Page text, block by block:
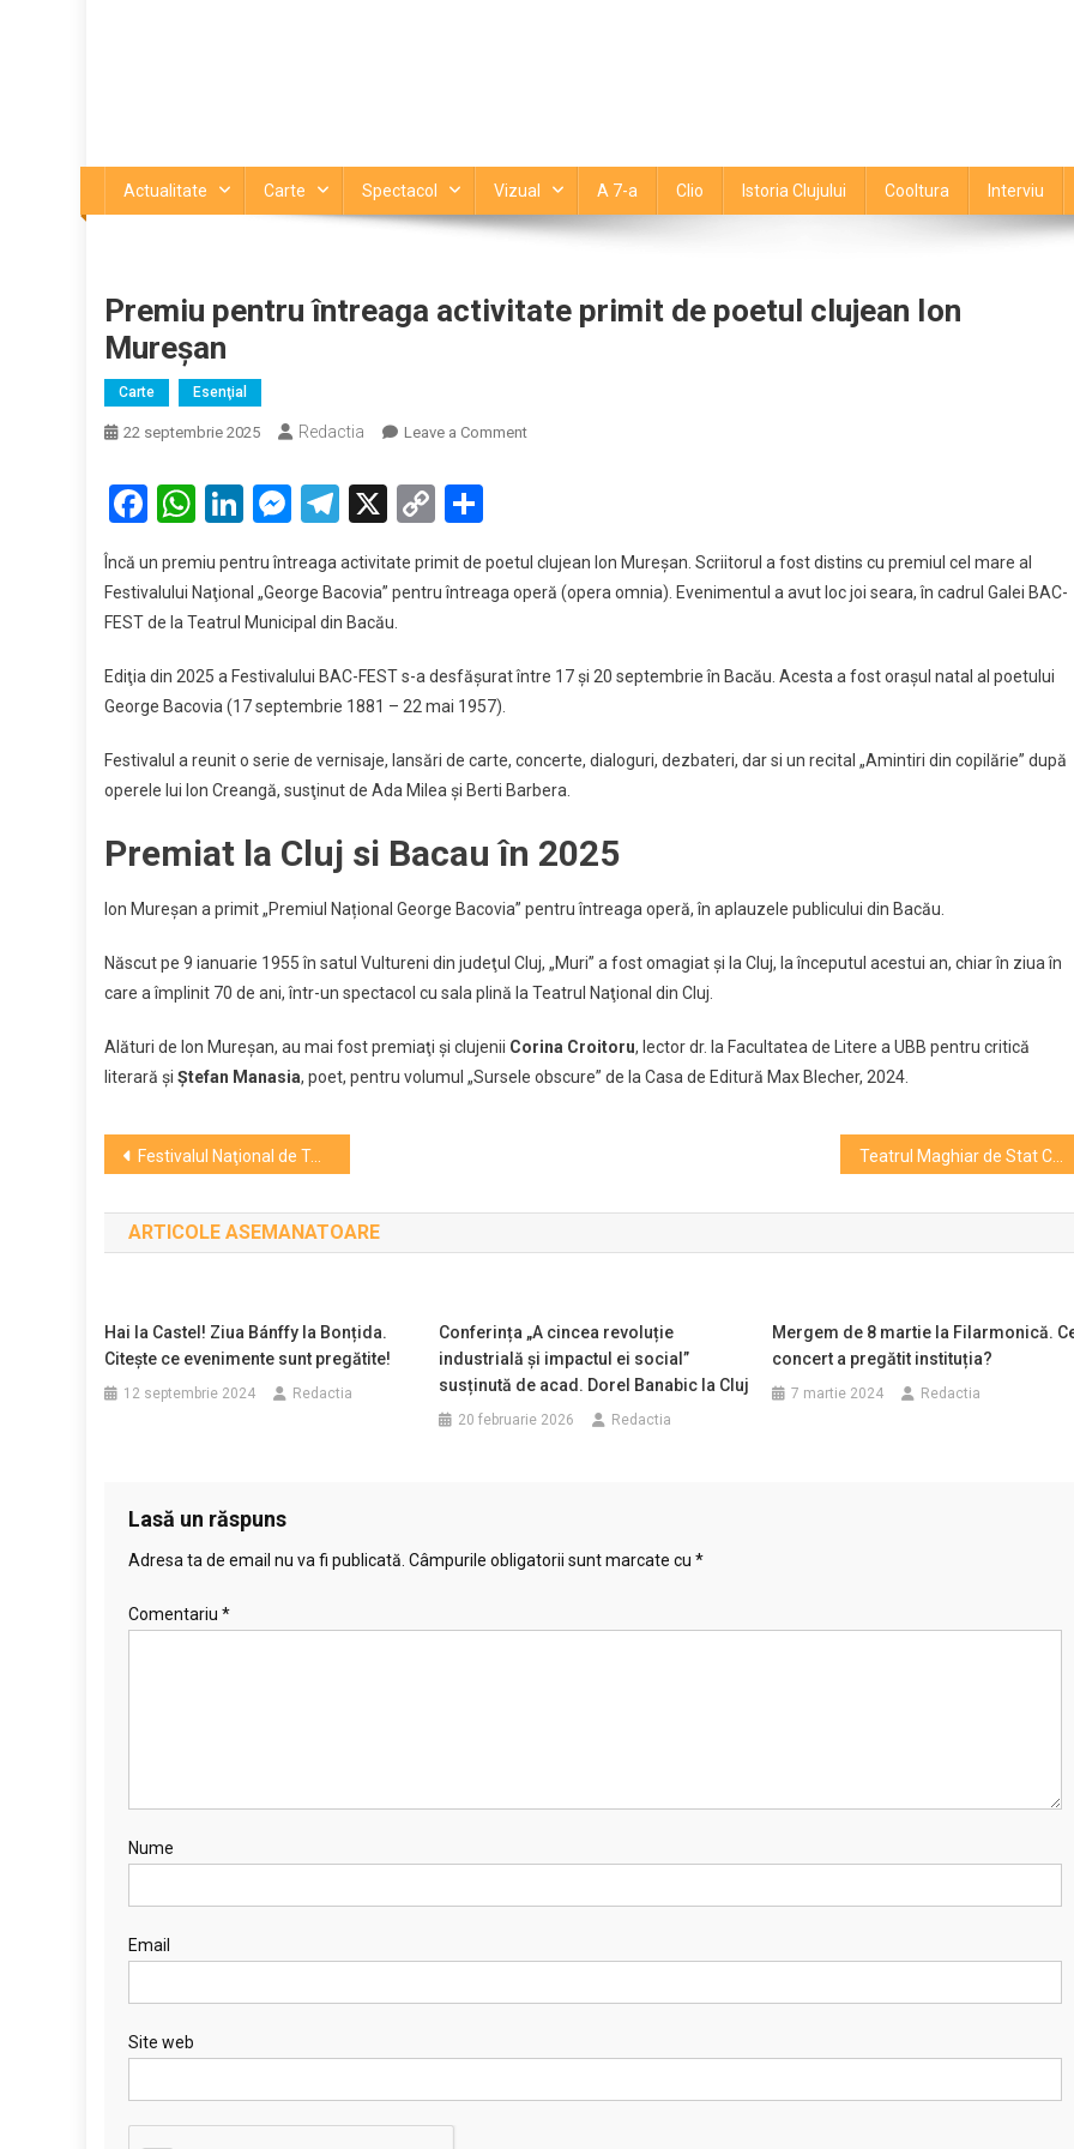
Actualitate Carte Spectacol Vizual A 7-a Clio Istoria Clujului Cooltura Interviu
Premiu pentru întreaga activitate primit de poetul clujean Ion
Mureșan
Carte Esenţial
22 septembrie 2025 Redactia Leave a Commenton
primit
de
Ion
Facebook
WhatsApp
LinkedIn
Messenger
Telegram
X
Copy
Încă un premiu pentru întreaga activitate primit de poetul clujean Ion Mureșan. Scriitorul a fost distins cu premiul cel mare al
Festivalului Naţional „George Bacovia” pentru întreaga operă (opera omnia). Evenimentul a avut loc joi seara, în cadrul Galei BAC-
FEST de la Teatrul Municipal din Bacău.
Ediţia din 2025 a Festivalului BAC-FEST s-a desfăşurat între 17 şi 20 septembrie în Bacău. Acesta a fost oraşul natal al poetului
George Bacovia (17 septembrie 1881 – 22 mai 1957).
Festivalul a reunit o serie de vernisaje, lansări de carte, concerte, dialoguri, dezbateri, dar si un recital „Amintiri din copilărie” după
operele lui Ion Creangă, susţinut de Ada Milea şi Berti Barbera.
Premiat la Cluj si Bacau în 2025
Ion Mureşan a primit „Premiul Național George Bacovia” pentru întreaga operă, în aplauzele publicului din Bacău.
Născut pe 9 ianuarie 1955 în satul Vultureni din judeţul Cluj, „Muri” a fost omagiat şi la Cluj, la începutul acestui an, chiar în ziua în
care a împlinit 70 de ani, într-un spectacol cu sala plină la Teatrul Naţional din Cluj.
Alături de Ion Mureşan, au mai fost premiaţi şi clujenii Corina Croitoru, lector dr. la Facultatea de Litere a UBB pentru critică
literară şi Ştefan Manasia, poet, pentru volumul „Sursele obscure” de la Casa de Editură Max Blecher, 2024.
Navigare
în
articole
Festivalul Naţional de Teatru. 71 de reprezentaţii prezentate în 20 săli de teatru din Bucureşti
ARTICOLE ASEMANATOARE
Hai la Castel! Ziua Bánffy la Bonțida.
Citește ce evenimente sunt pregătite!
12 septembrie 2024 Redactia
Conferința „A cincea revoluție
industrială și impactul ei social”
susținută de acad. Dorel Banabic la Cluj
20 februarie 2026 Redactia
Mergem de 8 martie la Filarmonică.
concert a pregătit instituția?
7 martie 2024 Redactia
Lasă un răspuns
Adresa ta de email nu va fi publicată. Câmpurile obligatorii sunt marcate cu *
Comentariu *
Nume
Email
Site web